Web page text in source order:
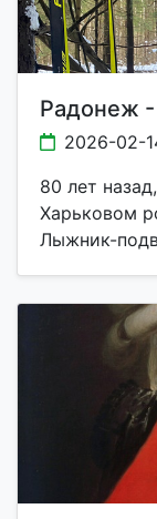
Радонеж
2026-02-
80 лет
Харьковом
Лыжник-